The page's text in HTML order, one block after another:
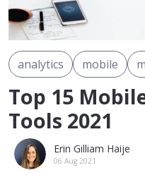
analytics mobile
Top 15
Tools 2021
Erin Gilliam Haije
06 Aug 2021